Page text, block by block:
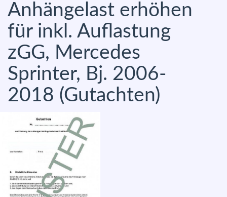
Anhängelast erhöhen
für inkl. Auflastung
zGG, Mercedes
Sprinter, Bj. 2006-
2018 (Gutachten)